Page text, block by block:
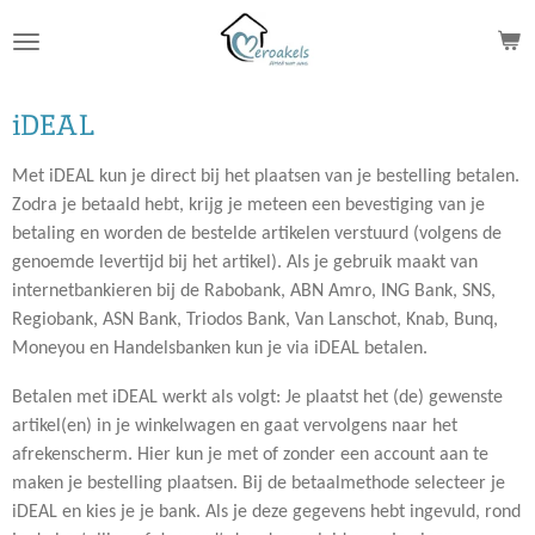
direct
de
hoofdinhoud
iDEAL
Met iDEAL kun je direct bij het plaatsen van je bestelling betalen.
Zodra je betaald hebt, krijg je meteen een bevestiging van je
betaling en worden de bestelde artikelen verstuurd (volgens de
genoemde levertijd bij het artikel). Als je gebruik maakt van
internetbankieren bij de Rabobank, ABN Amro, ING Bank, SNS,
Regiobank, ASN Bank, Triodos Bank, Van Lanschot, Knab, Bunq,
Moneyou en Handelsbanken kun je via iDEAL betalen.
Betalen met iDEAL werkt als volgt: Je plaatst het (de) gewenste
artikel(en) in je winkelwagen en gaat vervolgens naar het
afrekenscherm. Hier kun je met of zonder een account aan te
maken je bestelling plaatsen. Bij de betaalmethode selecteer je
iDEAL en kies je je bank. Als je deze gegevens hebt ingevuld, rond